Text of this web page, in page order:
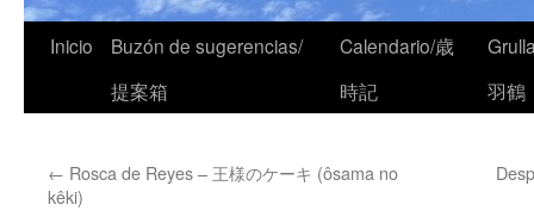
Inicio
Buzón de sugerencias/
提案箱
Calendario/歳
時記
羽鶴
← Rosca de Reyes – 王様のケーキ (ôsama no
kêki)